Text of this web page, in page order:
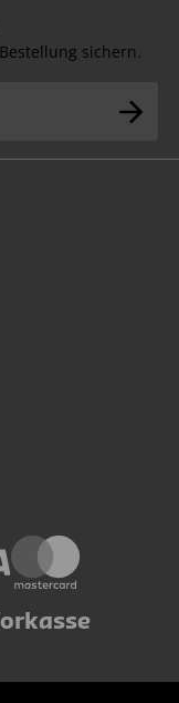
sichern.